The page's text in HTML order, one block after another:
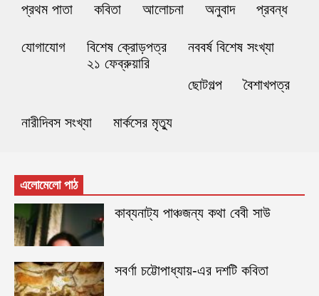
প্রথম পাতা কবিতা আলোচনা অনুবাদ প্রবন্ধ
যোগাযোগ
বিশেষ ক্রোড়পত্র
২১ ফেব্রুয়ারি
নববর্ষ বিশেষ সংখ্যা
ছোটগল্প বৈশাখপত্র
নারীদিবস সংখ্যা মার্কসের মৃত্যু
এলোমেলো পাঠ
কাব্যনাট্য পাঞ্চজন্য কথা বেবী সাউ
সবর্ণা চট্টোপাধ্যায়-এর দশটি কবিতা